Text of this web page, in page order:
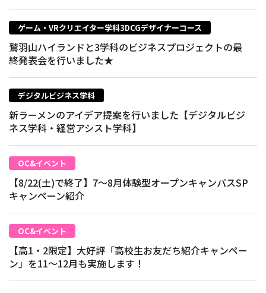
ゲーム・VRクリエイター学科3DCGデザイナーコース
鷲羽山ハイランドと3学科のビジネスプロジェクトの最
終発表会を行いました★
デジタルビジネス学科
新ラーメンのアイデア提案を行いました【デジタルビジ
ネス学科・経営アシスト学科】
OC&イベント
【8/22(土)で終了】7～8月体験型オープンキャンパスSP
キャンペーン紹介
OC&イベント
【高1・2限定】大好評「高校生お友だち紹介キャンペー
ン」を11～12月も実施します！